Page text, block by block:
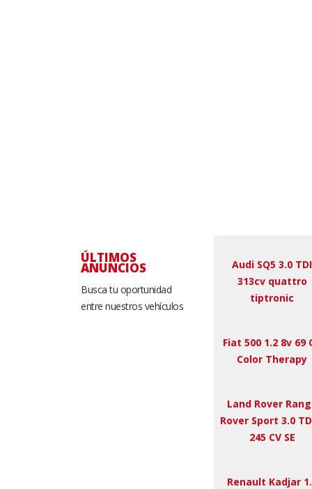
ÚLTIMOS
ANUNCIOS
Busca tu oportunidad
entre nuestros vehículos
Audi SQ5 3.0 TDI
313cv quattro
tiptronic
Fiat 500 1.2 8v 69
Color Therapy
Land Rover
Rover Sport 3.0
245 CV SE
Renault Kadjar